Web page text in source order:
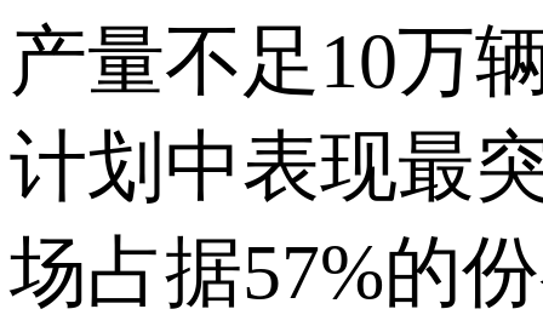
产量不足10万
计划中表现最
场占据57%的